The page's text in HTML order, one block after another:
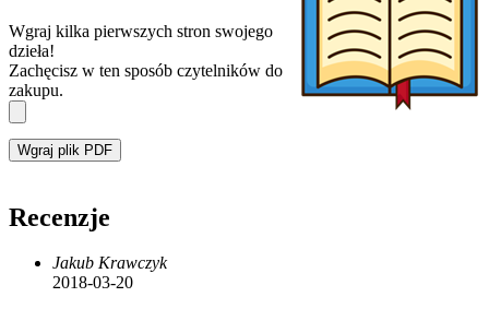
Wgraj kilka pierwszych stron swojego
dzieła!
Zachęcisz w ten sposób czytelników do
zakupu.
Wgraj plik PDF
Recenzje
Jakub Krawczyk
2018-03-20